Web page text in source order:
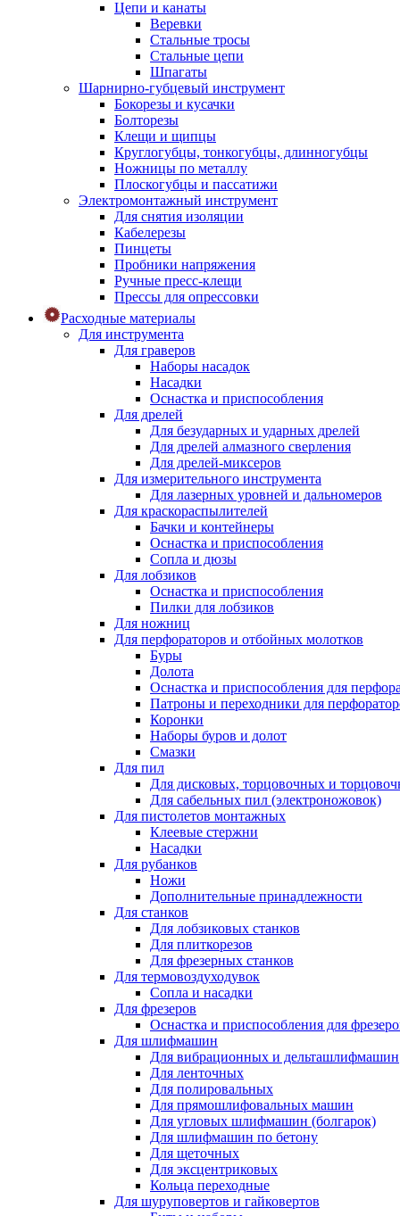
Цепи и канаты
Веревки
Стальные тросы
Стальные цепи
Шпагаты
Шарнирно-губцевый инструмент
Бокорезы и кусачки
Болторезы
Клещи и щипцы
Круглогубцы, тонкогубцы, длинногубцы
Ножницы по металлу
Плоскогубцы и пассатижи
Электромонтажный инструмент
Для снятия изоляции
Кабелерезы
Пинцеты
Пробники напряжения
Ручные пресс-клещи
Прессы для опрессовки
Расходные материалы
Для инструмента
Для граверов
Наборы насадок
Насадки
Оснастка и приспособления
Для дрелей
Для безударных и ударных дрелей
Для дрелей алмазного сверления
Для дрелей-миксеров
Для измерительного инструмента
Для лазерных уровней и дальномеров
Для краскораспылителей
Бачки и контейнеры
Оснастка и приспособления
Сопла и дюзы
Для лобзиков
Оснастка и приспособления
Пилки для лобзиков
Для ножниц
Для перфораторов и отбойных молотков
Буры
Долота
Оснастка и приспособления для
Патроны и переходники для
Коронки
Наборы буров и долот
Смазки
Для пил
Для дисковых, торцовочных и
Для сабельных пил (электроножовок)
Для пистолетов монтажных
Клеевые стержни
Насадки
Для рубанков
Ножи
Дополнительные принадлежности
Для станков
Для лобзиковых станков
Для плиткорезов
Для фрезерных станков
Для термовоздуходувок
Сопла и насадки
Для фрезеров
Оснастка и приспособления для
Для шлифмашин
Для вибрационных и дельташлифмашин
Для ленточных
Для полировальных
Для прямошлифовальных машин
Для угловых шлифмашин (болгарок)
Для шлифмашин по бетону
Для щеточных
Для эксцентриковых
Кольца переходные
Для шуруповертов и гайковертов